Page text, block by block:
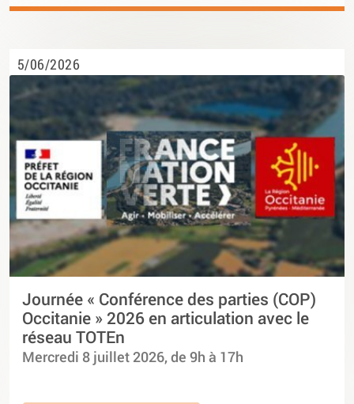
5/06/2026
Journée « Conférence des parties (COP)
Occitanie » 2026 en articulation avec le
réseau TOTEn
Mercredi 8 juillet 2026, de 9h à 17h